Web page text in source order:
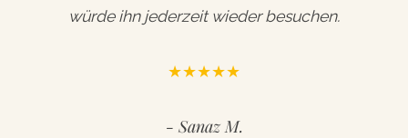
würde ihn jederzeit wieder besuchen.
★★★★★
Sanaz M.